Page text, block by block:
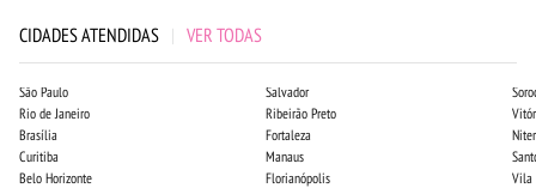
CIDADES ATENDIDAS | VER TODAS
São Paulo
Rio de Janeiro
Brasília
Curitiba
Belo Horizonte
Salvador
Ribeirão Preto
Fortaleza
Manaus
Florianópolis
Vila